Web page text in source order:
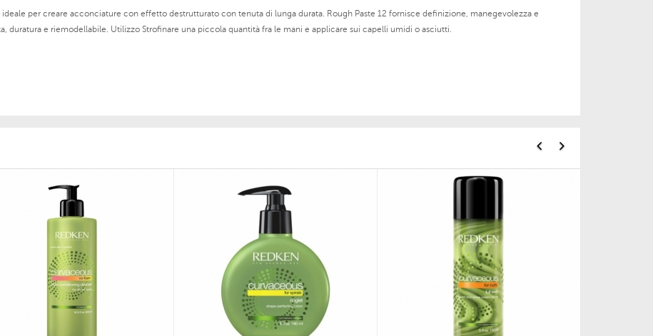
per creare acconciature con effetto destrutturato con tenuta di lunga durata. Rough Paste 12 fornisce definizione, manegevolezza e
duratura e riemodellabile. Utilizzo Strofinare una piccola quantità fra le mani e applicare sui capelli umidi o asciutti.